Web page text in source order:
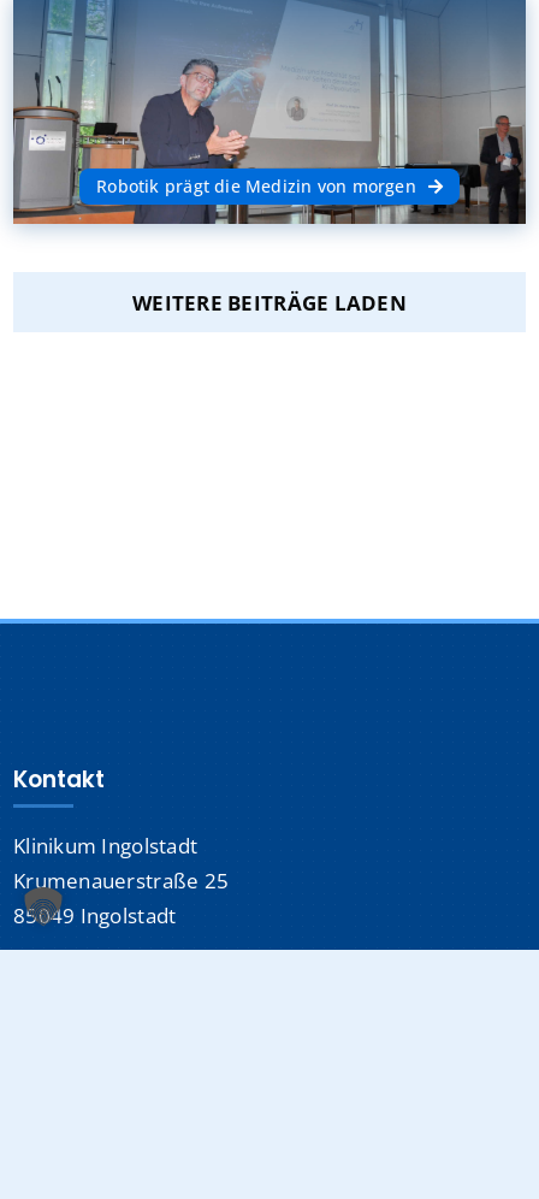
Robotik prägt die Medizin von morgen
WEITERE BEITRÄGE LADEN
Kontakt
Klinikum Ingolstadt
Krumenauerstraße 25
85049 Ingolstadt